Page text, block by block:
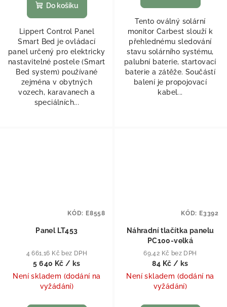
Do košíku
Lippert Control Panel
Smart Bed je ovládací
panel určený pro elektricky
nastavitelné postele (Smart
Bed system) používané
zejména v obytných
vozech, karavanech a
speciálních...
Tento oválný solární
monitor Carbest slouží k
přehlednému sledování
stavu solárního systému,
palubní baterie, startovací
baterie a zátěže. Součástí
balení je propojovací
kabel...
Panel LT453
4 661,16 Kč bez DPH
5 640 Kč / ks
Není skladem (dodání na
vyžádání)
KÓD: E8558
Náhradní tlačítka panelu
PC100-velká
69,42 Kč bez DPH
84 Kč / ks
Není skladem (dodání na
vyžádání)
KÓD: E3392